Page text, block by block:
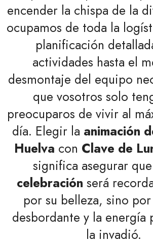
encender la chispa de la
ocupamos de toda la
planificación
actividades hasta el
desmontaje del equipo
que vosotros solo
preocuparos de vivir al
día. Elegir la animación
Huelva con Clave de
significa asegurar
celebración será
por su belleza, sino
desbordante y la energía
la invadió.